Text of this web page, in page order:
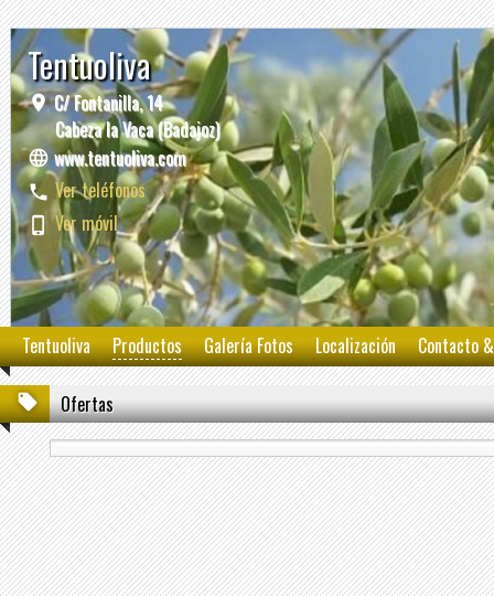
Tentuoliva
C/ Fontanilla, 14
Cabeza la Vaca (Badajoz)
www.tentuoliva.com
Ver teléfonos
Ver móvil
Tentuoliva Productos Galería Fotos Localización Contacto
Ofertas